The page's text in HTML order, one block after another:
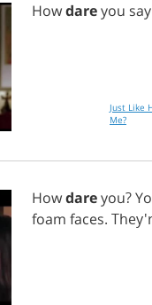
Howdareyou say
Just Like
Me?
Howdareyou?
foam faces.